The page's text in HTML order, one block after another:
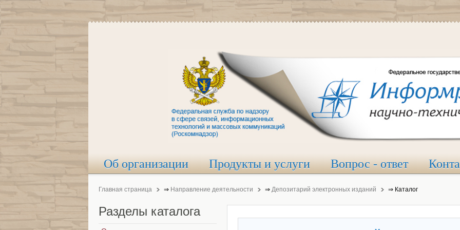
Об организации Продукты и услуги Вопрос - ответ
Главная страница ⇒ Направление деятельности ⇒ Депозитарий электронных изданий ⇒ Каталог
Разделы каталога